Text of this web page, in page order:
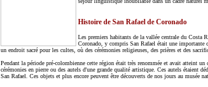
Histoire de San Rafael de Coronado
Les premiers habitants de la vallée centrale du Costa
Coronado, y compris San Rafael était une importante
un endroit sacré pour les cultes, où des cérémonies religieuses, des prières et des
Pendant la période pré-colombienne cette région était très renommée et avait atteint
cérémonies en pierre ou des autels d'une grande qualité artistique. Ces autels étaient
San Rafael. Ces objets et plus encore peuvent être découverts de nos jours au musée